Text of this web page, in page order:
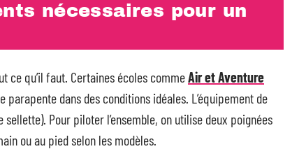
nécessaires pour un
ce qu’il faut. Certaines écoles commeAir et Aventure
dans des conditions idéales. L’équipement de
Pour piloter l’ensemble, on utilise deux poignées
ou au pied selon les modèles.